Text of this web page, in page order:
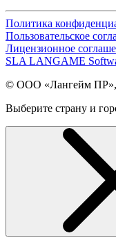
Политика
Пользовательское
Лицензионное
SLA LANGAME
© ООО «Лангейм ПР»,
Выберите страну и